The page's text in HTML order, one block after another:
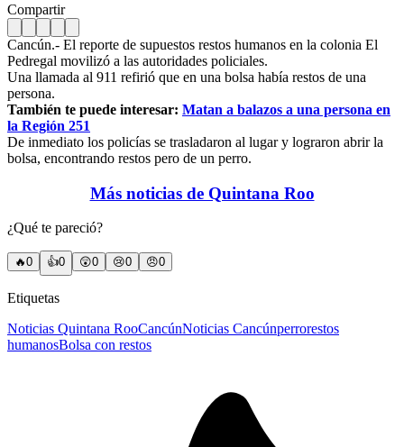
Compartir
Cancún.- El reporte de supuestos restos humanos en la colonia El
Pedregal movilizó a las autoridades policiales.
Una llamada al 911 refirió que en una bolsa había restos de una
persona.
También te puede interesar: Matan a balazos a una persona en
la Región 251
De inmediato los policías se trasladaron al lugar y lograron abrir la
bolsa, encontrando restos pero de un perro.
Más noticias de Quintana Roo
¿Qué te pareció?
🔥0 👍0 😲0 😢0 😠0
Etiquetas
Noticias Quintana RooCancúnNoticias Cancúnperrorestos
humanosBolsa con restos